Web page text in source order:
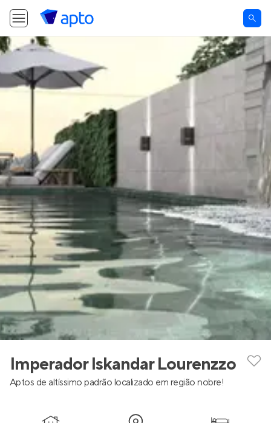
Imperador Iskandar Lourenzzo
Aptos de altíssimo padrão localizado em região nobre!